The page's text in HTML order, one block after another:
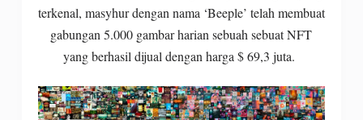
terkenal, masyhur dengan nama ‘Beeple’ telah membuat
gabungan 5.000 gambar harian sebuah sebuat NFT
yang berhasil dijual dengan harga $ 69,3 juta.